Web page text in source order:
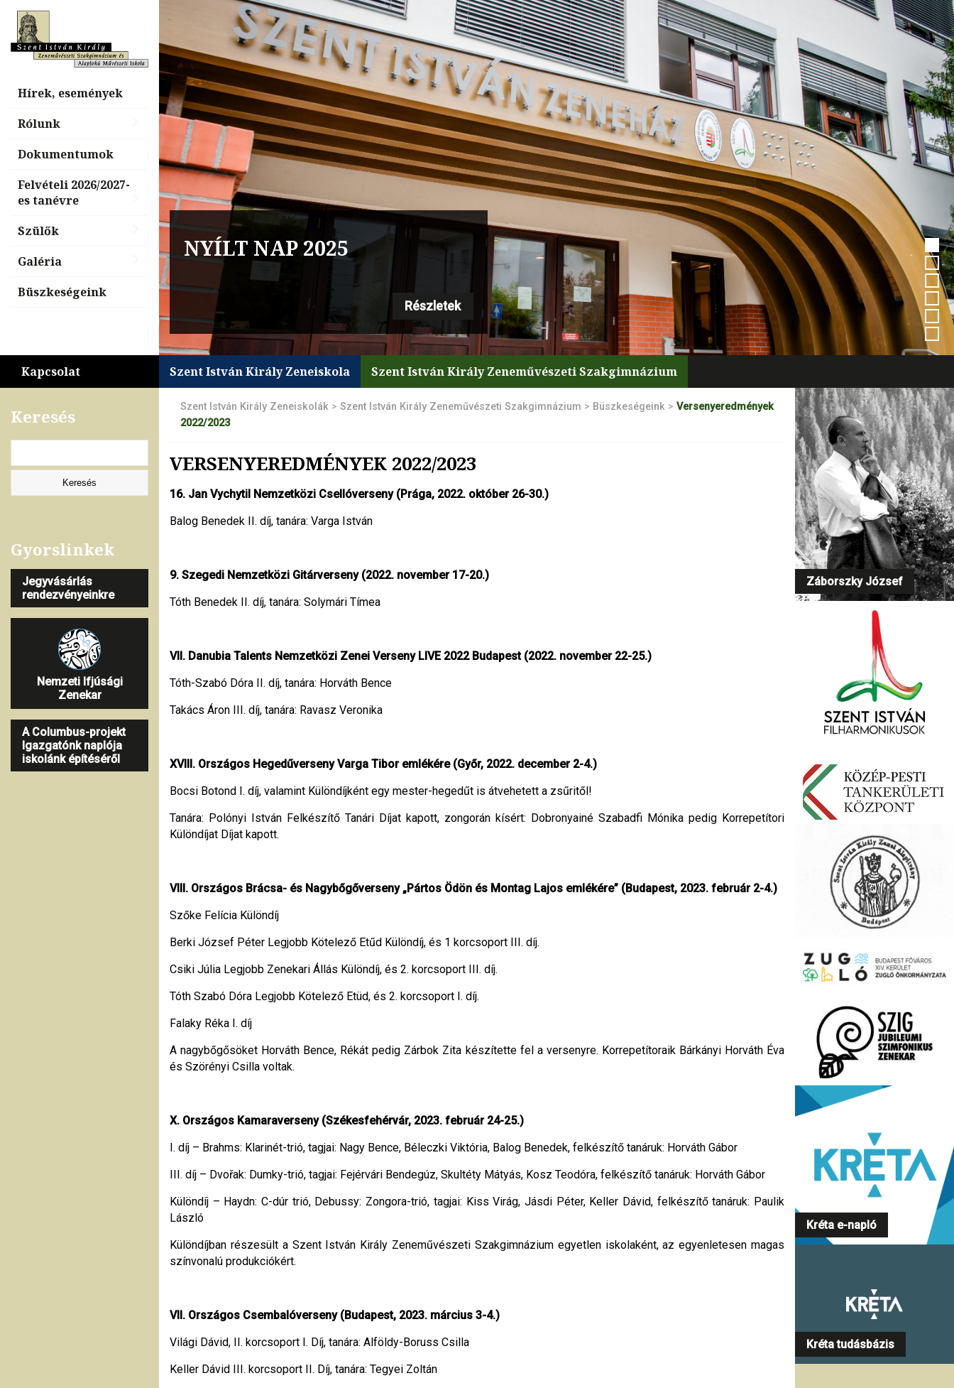
Hírek, események
Rólunk
Dokumentumok
Felvételi 2026/2027-
es tanévre
Szülők
Galéria
Büszkeségeink
Billentyűs és vonós szakmai
nap, „Tiéd a Steinway”
Részletek
Kapcsolat Szent István Király Zeneiskola Szent István Király Zeneművészeti Szakgimnázium
Szent István Király Zeneiskolák > Szent István Király Zeneművészeti Szakgimnázium > Büszkeségeink > Versenyeredmények
2022/2023
VERSENYEREDMÉNYEK 2022/2023
16. Jan Vychytil Nemzetközi Csellóverseny (Prága, 2022. október 26-30.)
Balog Benedek II. díj, tanára: Varga István
9. Szegedi Nemzetközi Gitárverseny (2022. november 17-20.)
Tóth Benedek II. díj, tanára: Solymári Tímea
VII. Danubia Talents Nemzetközi Zenei Verseny LIVE 2022 Budapest (2022. november 22-25.)
Tóth-Szabó Dóra II. díj, tanára: Horváth Bence
Takács Áron III. díj, tanára: Ravasz Veronika
XVIII. Országos Hegedűverseny Varga Tibor emlékére (Győr, 2022. december 2-4.)
Bocsi Botond I. díj, valamint Különdíjként egy mester-hegedűt is átvehetett a zsűritől!
Tanára: Polónyi István Felkészítő Tanári Díjat kapott, zongorán kísért: Dobronyainé Szabadfi Mónika pedig Korrepetítori
Különdíjat Díjat kapott.
VIII. Országos Brácsa- és Nagybőgőverseny „Pártos Ödön és Montag Lajos emlékére” (Budapest, 2023. február 2-4.)
Szőke Felícia Különdíj
Berki József Péter Legjobb Kötelező Etűd Különdíj, és 1 korcsoport III. díj.
Csiki Júlia Legjobb Zenekari Állás Különdíj, és 2. korcsoport III. díj.
Tóth Szabó Dóra Legjobb Kötelező Etüd, és 2. korcsoport I. díj.
Falaky Réka I. díj
A nagybőgősöket Horváth Bence, Rékát pedig Zárbok Zita készítette fel a versenyre. Korrepetítoraik Bárkányi Horváth Éva
és Szörényi Csilla voltak.
X. Országos Kamaraverseny (Székesfehérvár, 2023. február 24-25.)
I. díj – Brahms: Klarinét-trió, tagjai: Nagy Bence, Béleczki Viktória, Balog Benedek, felkészítő tanáruk: Horváth Gábor
III. díj – Dvořak: Dumky-trió, tagjai: Fejérvári Bendegúz, Skultéty Mátyás, Kosz Teodóra, felkészítő tanáruk: Horváth Gábor
Különdíj – Haydn: C-dúr trió, Debussy: Zongora-trió, tagjai: Kiss Virág, Jásdi Péter, Keller Dávid, felkészítő tanáruk: Paulik
László
Különdíjban részesült a Szent István Király Zeneművészeti Szakgimnázium egyetlen iskolaként, az egyenletesen magas
színvonalú produkciókért.
VII. Országos Csembalóverseny (Budapest, 2023. március 3-4.)
Világi Dávid, II. korcsoport I. Díj, tanára: Alföldy-Boruss Csilla
Keller Dávid III. korcsoport II. Díj, tanára: Tegyei Zoltán
Keresés
Gyorslinkek
Jegyvásárlás
rendezvényeinkre
Nemzeti Ifjúsági
Zenekar
A Columbus-projekt
Igazgatónk naplója
iskolánk építéséről
Záborszky József
Kréta e-napló
Kréta tudásbázis